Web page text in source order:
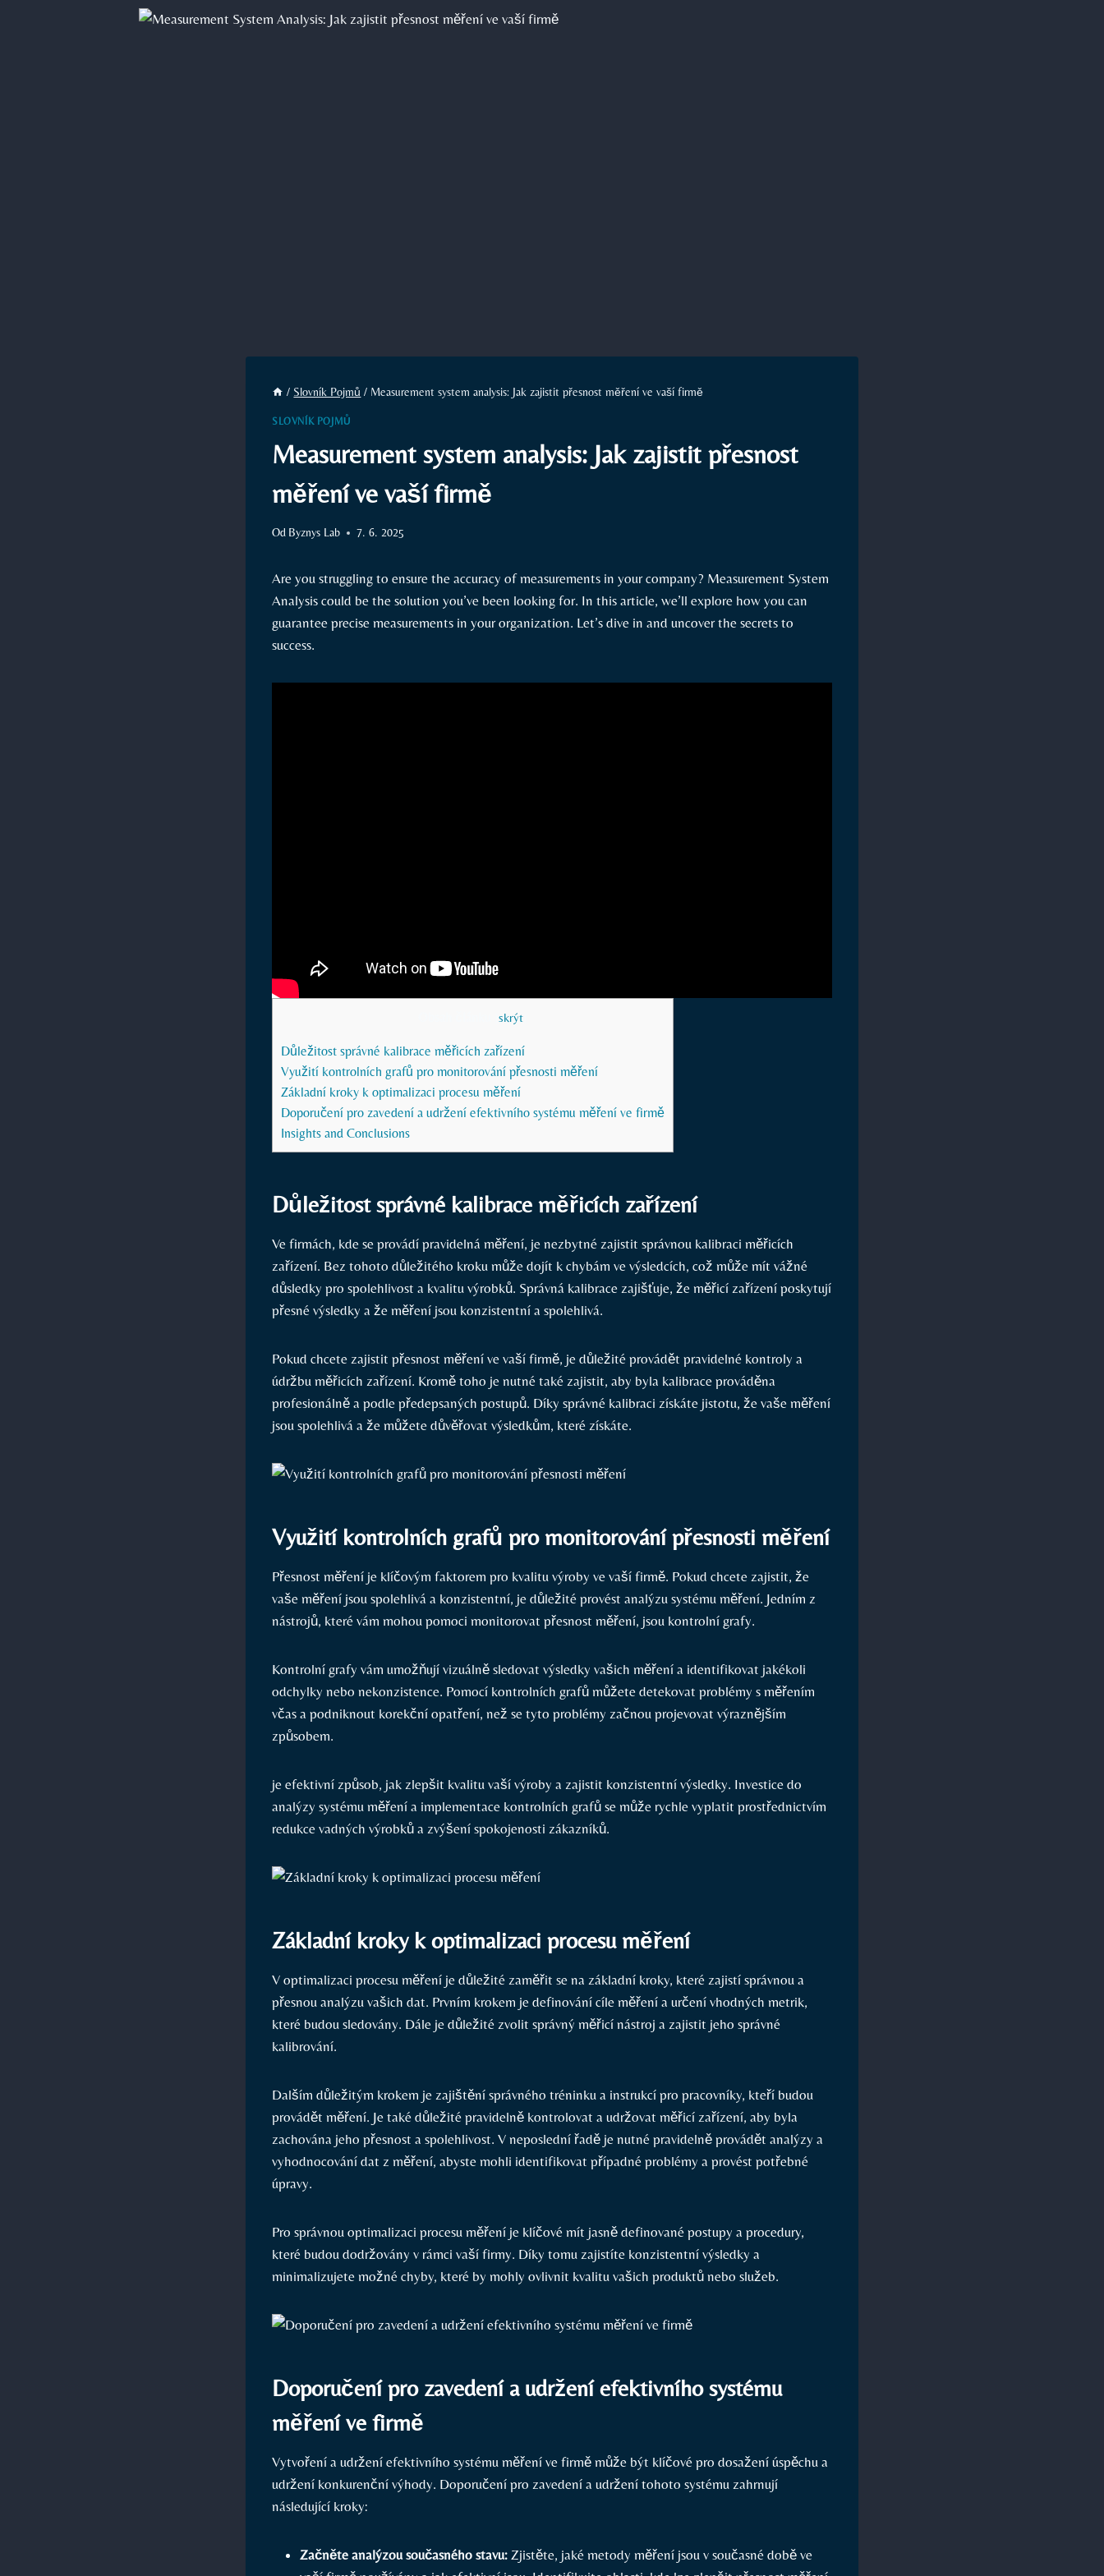
/ Slovník Pojmů / Measurement system analysis: Jak zajistit přesnost měření ve vaší firmě
SLOVNÍK POJMŮ
Measurement system analysis: Jak zajistit přesnost
měření ve vaší firmě
Od Byznys Lab 7. 6. 2025
Are you struggling to ensure the accuracy of measurements in your company? Measurement System
Analysis could be the solution you’ve been looking for. In this article, we’ll explore how you can
guarantee precise measurements in your organization. Let’s dive in and uncover the secrets to
success.
skrýt
Důležitost správné kalibrace měřicích zařízení
Využití kontrolních grafů pro monitorování přesnosti měření
Základní kroky k optimalizaci procesu měření
Doporučení pro zavedení a udržení efektivního systému měření ve firmě
Insights and Conclusions
Důležitost správné kalibrace měřicích zařízení
Ve firmách, kde se provádí pravidelná měření, je nezbytné zajistit správnou kalibraci měřicích
zařízení. Bez tohoto důležitého kroku může dojít k chybám ve výsledcích, což může mít vážné
důsledky pro spolehlivost a kvalitu výrobků. Správná kalibrace zajišťuje, že měřicí zařízení poskytují
přesné výsledky a že měření jsou konzistentní a spolehlivá.
Pokud chcete zajistit přesnost měření ve vaší firmě, je důležité provádět pravidelné kontroly a
údržbu měřicích zařízení. Kromě toho je nutné také zajistit, aby byla kalibrace prováděna
profesionálně a podle předepsaných postupů. Díky správné kalibraci získáte jistotu, že vaše měření
jsou spolehlivá a že můžete důvěřovat výsledkům, které získáte.
Využití kontrolních grafů pro monitorování přesnosti měření
Přesnost měření je klíčovým faktorem pro kvalitu výroby ve vaší firmě. Pokud chcete zajistit, že
vaše měření jsou spolehlivá a konzistentní, je důležité provést analýzu systému měření. Jedním z
nástrojů, které vám mohou pomoci monitorovat přesnost měření, jsou kontrolní grafy.
Kontrolní grafy vám umožňují vizuálně sledovat výsledky vašich měření a identifikovat jakékoli
odchylky nebo nekonzistence. Pomocí kontrolních grafů můžete detekovat problémy s měřením
včas a podniknout korekční opatření, než se tyto problémy začnou projevovat výraznějším
způsobem.
je efektivní způsob, jak zlepšit kvalitu vaší výroby a zajistit konzistentní výsledky. Investice do
analýzy systému měření a implementace kontrolních grafů se může rychle vyplatit prostřednictvím
redukce vadných výrobků a zvýšení spokojenosti zákazníků.
Základní kroky k optimalizaci procesu měření
V optimalizaci procesu měření je důležité zaměřit se na základní kroky, které zajistí správnou a
přesnou analýzu vašich dat. Prvním krokem je definování cíle měření a určení vhodných metrik,
které budou sledovány. Dále je důležité zvolit správný měřicí nástroj a zajistit jeho správné
kalibrování.
Dalším důležitým krokem je zajištění správného tréninku a instrukcí pro pracovníky, kteří budou
provádět měření. Je také důležité pravidelně kontrolovat a udržovat měřicí zařízení, aby byla
zachována jeho přesnost a spolehlivost. V neposlední řadě je nutné pravidelně provádět analýzy a
vyhodnocování dat z měření, abyste mohli identifikovat případné problémy a provést potřebné
úpravy.
Pro správnou optimalizaci procesu měření je klíčové mít jasně definované postupy a procedury,
které budou dodržovány v rámci vaší firmy. Díky tomu zajistíte konzistentní výsledky a
minimalizujete možné chyby, které by mohly ovlivnit kvalitu vašich produktů nebo služeb.
Doporučení pro zavedení a udržení efektivního systému
měření ve firmě
Vytvoření a udržení efektivního systému měření ve firmě může být klíčové pro dosažení úspěchu a
udržení konkurenční výhody. Doporučení pro zavedení a udržení tohoto systému zahrnují
následující kroky:
Začněte analýzou současného stavu: Zjistěte, jaké metody měření jsou v současné době ve